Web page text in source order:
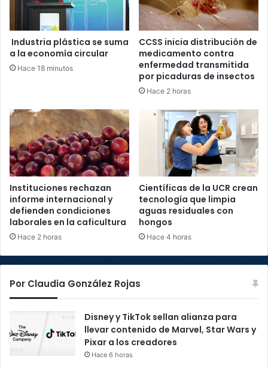
Industria plástica se suma
a la economía circular
Hace 18 minutos
CCSS inicia distribución de
medicamento contra
enfermedad transmitida
por picaduras de insectos
Hace 2 horas
Instituciones rechazan
informe internacional y
defienden condiciones
laborales en la caficultura
Hace 2 horas
Científicas de la UCR crean
tecnología que limpia
aguas residuales con
hongos
Hace 4 horas
Por Claudia González Rojas
Disney y TikTok sellan alianza para
llevar contenido de Marvel, Star Wars y
Pixar a los creadores
Hace 6 horas